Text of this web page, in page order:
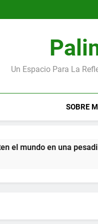
Un Espacio Para La
SOBRE
mundo en una pesadilla